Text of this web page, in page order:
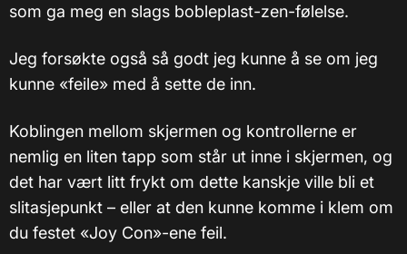
som ga meg en slags bobleplast-zen-følelse.
Jeg forsøkte også så godt jeg kunne å se om jeg
kunne «feile» med å sette de inn.
Koblingen mellom skjermen og kontrollerne er
nemlig en liten tapp som står ut inne i skjermen, og
det har vært litt frykt om dette kanskje ville bli et
slitasjepunkt – eller at den kunne komme i klem om
du festet «Joy Con»-ene feil.